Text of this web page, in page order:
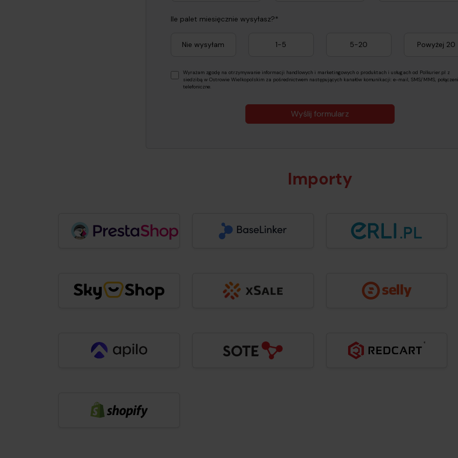
Ile palet miesięcznie wysyłasz?*
Nie wysyłam 1-5 5-20 Powyżej 20
Wyrażam zgodę na otrzymywanie informacji handlowych i marketingowych o produktach i usługach od Polkurier.pl z
siedzibą w Ostrowie Wielkopolskim za pośrednictwem następujących kanałów komunikacji: e-mail, SMS/MMS,
telefoniczne.
Wyślij formularz
Importy